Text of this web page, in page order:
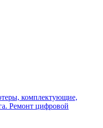
комплектующие,
Ремонт цифровой